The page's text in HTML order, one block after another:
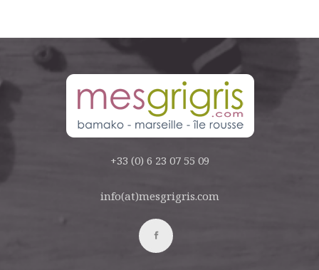
+33 (0) 6 23 07 55 09
info(at)mesgrigris.com